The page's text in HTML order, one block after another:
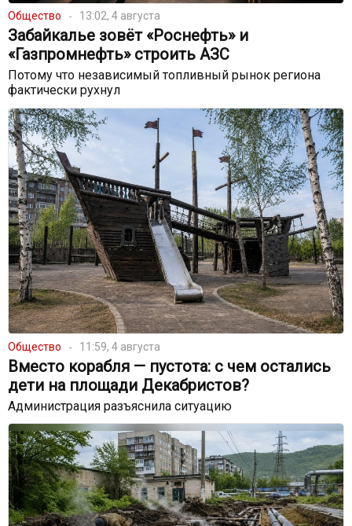
Общество 13:02, 4 августа
Забайкалье зовёт «Роснефть» и
«Газпромнефть» строить АЗС
Потому что независимый топливный рынок региона
фактически рухнул
Общество 11:59, 4 августа
Вместо корабля — пустота: с чем остались
дети на площади Декабристов?
Администрация разъяснила ситуацию